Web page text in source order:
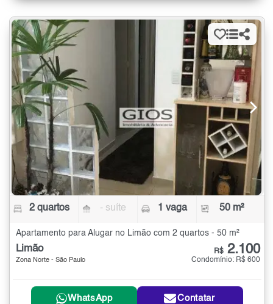
2 quartos - suíte 1 vaga 50 m²
Apartamento para Alugar no Limão com 2 quartos - 50 m²
Limão
Zona Norte - São Paulo
R$ 2.100
Condomínio: R$ 600
WhatsApp Contatar